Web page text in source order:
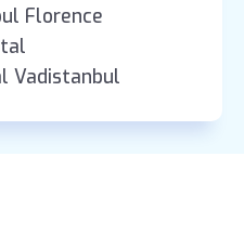
Florence
Vadistanbul